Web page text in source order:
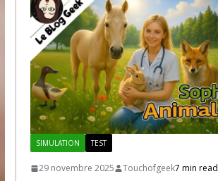
SIMULATION TEST
29 novembre 2025 Touchofgeek7 min read